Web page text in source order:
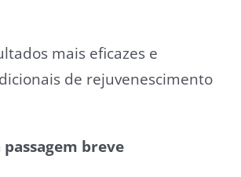
mais eficazes e
de rejuvenescimento
breve